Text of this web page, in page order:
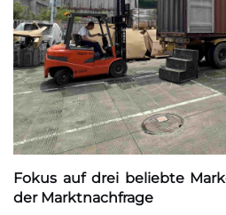
Fokus auf drei beliebte
der Marktnachfrage